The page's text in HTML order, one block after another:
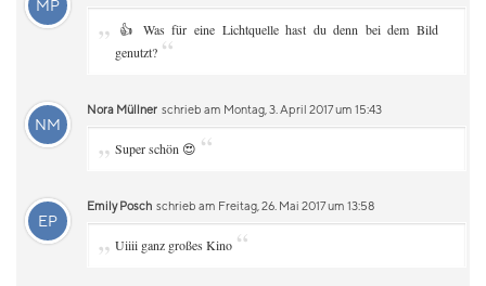
MP
„
👍 Was für eine Lichtquelle hast du denn bei dem Bild
genutzt? “
NM
Nora Müllner schrieb am Montag, 3. April 2017 um 15:43
„ Super schön 😍 “
EP
Emily Posch schrieb am Freitag, 26. Mai 2017 um 13:58
„ Uiiii ganz großes Kino “